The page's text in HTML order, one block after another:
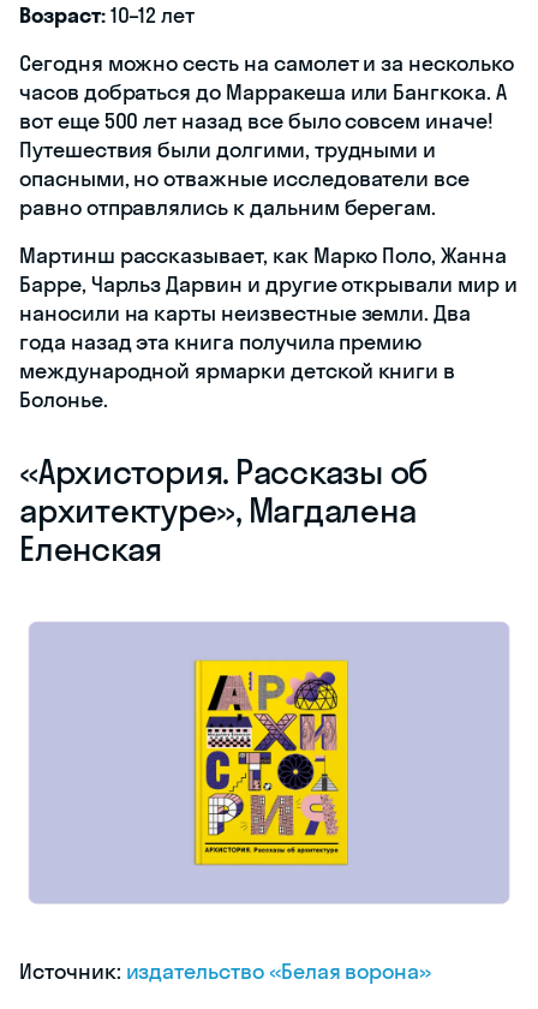
Возраст:10–12 лет
Сегодня можно сесть на самолет и за несколько
часов добраться до Марракеша или Бангкока. А
вот еще 500 лет назад все было совсем иначе!
Путешествия были долгими, трудными и
опасными, но отважные исследователи все
равно отправлялись к дальним берегам.
Мартинш рассказывает, как Марко Поло, Жанна
Барре, Чарльз Дарвин и другие открывали мир и
наносили на карты неизвестные земли. Два
года назад эта книга получила премию
международной ярмарки детской книги в
Болонье.
‎«Архистория. Рассказы об
архитектуре»‎, Магдалена
Еленская
Источник: издательство «Белая ворона»